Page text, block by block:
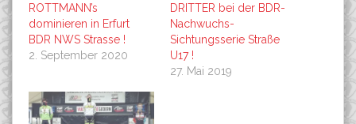
ROTTMANN’s
dominieren in Erfurt
BDR NWS Strasse !
2. September 2020
DRITTER bei der BDR-
Nachwuchs-
Sichtungsserie Straße
U17 !
27. Mai 2019